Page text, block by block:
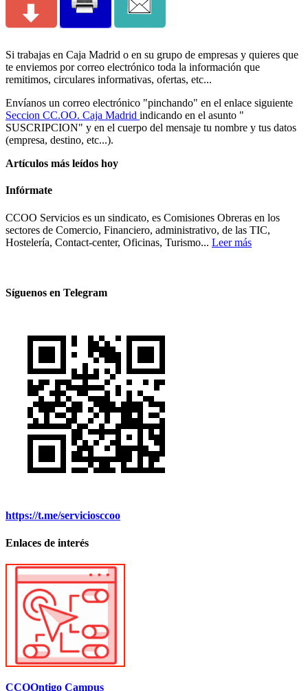
Si trabajas en Caja Madrid o en su grupo de empresas y quieres que
te enviemos por correo electrónico toda la información que
remitimos, circulares informativas, ofertas, etc...
Envíanos un correo electrónico "pinchando" en el enlace siguiente
Seccion CC.OO. Caja Madrid indicando en el asunto "
SUSCRIPCION" y en el cuerpo del mensaje tu nombre y tus datos
(empresa, destino, etc...).
Artículos más leídos hoy
Infórmate
CCOO Servicios es un sindicato, es Comisiones Obreras en los
sectores de Comercio, Financiero, administrativo, de las TIC,
Hostelería, Contact-center, Oficinas, Turismo... Leer más
Síguenos en Telegram
https://t.me/serviciosccoo
Enlaces de interés
CCOOntigo Campus